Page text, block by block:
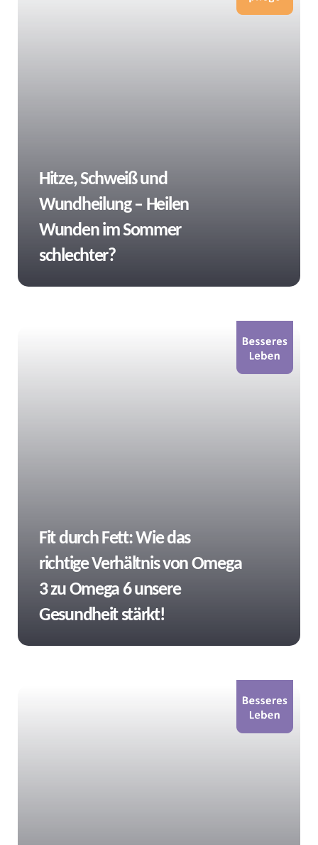
Hitze, Schweiß und
Wundheilung – Heilen
Wunden im Sommer
schlechter?
Fit durch Fett: Wie das
richtige Verhältnis von Omega
3 zu Omega 6 unsere
Gesundheit stärkt!